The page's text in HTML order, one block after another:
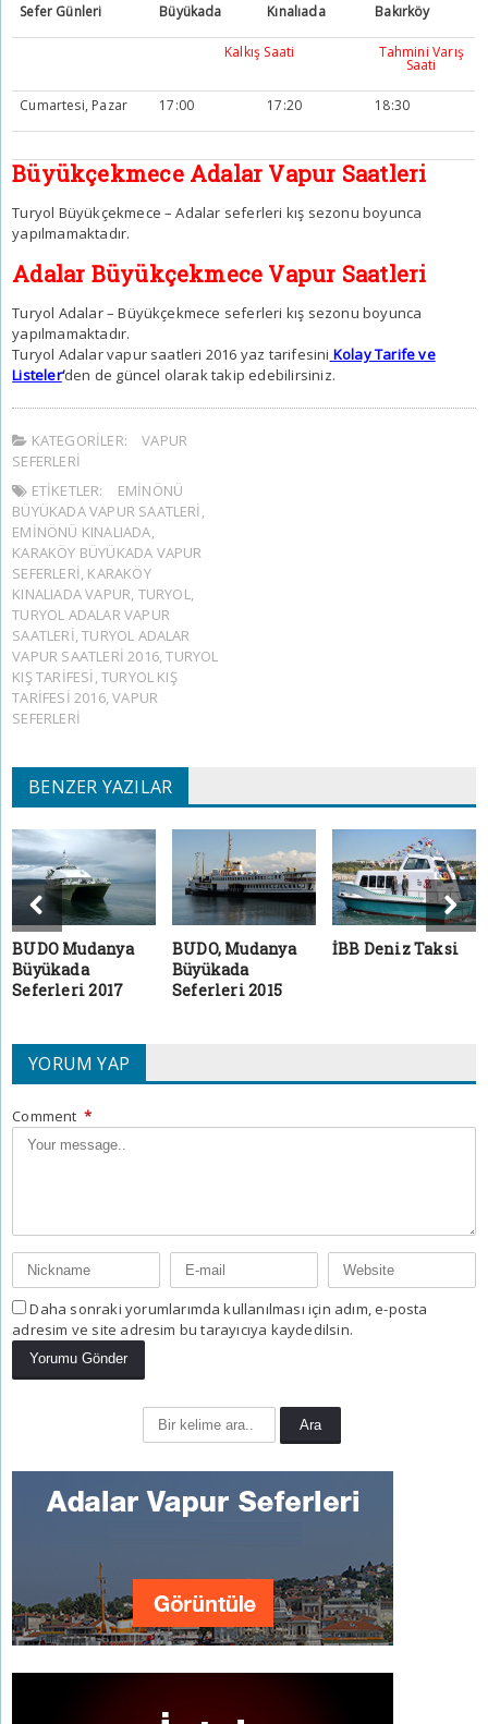
Sefer Günleri Büyükada Kınalıada Bakırköy
Kalkış Saati Tahmini Varış
Saati
Cumartesi, Pazar 17:00 17:20 18:30
Büyükçekmece Adalar Vapur Saatleri
Turyol Büyükçekmece – Adalar seferleri kış sezonu boyunca
yapılmamaktadır.
Adalar Büyükçekmece Vapur Saatleri
Turyol Adalar – Büyükçekmece seferleri kış sezonu boyunca
yapılmamaktadır.
Turyol Adalar vapur saatleri 2016 yaz tarifesini Kolay Tarife ve
Listeler‘den de güncel olarak takip edebilirsiniz.
KATEGORILER:
VAPUR
SEFERLERI
ETIKETLER:
EMINÖNÜ
BÜYÜKADA VAPUR SAATLERI ,
EMINÖNÜ KINALIADA,
KARAKÖY BÜYÜKADA VAPUR
SEFERLERI, KARAKÖY
KINALIADA VAPUR, TURYOL,
TURYOL ADALAR VAPUR
SAATLERI,TURYOL ADALAR
VAPUR SAATLERI 2016,TURYOL
KIŞ TARIFESI ,TURYOL KIŞ
TARIFESI 2016,VAPUR
SEFERLERI
BENZER YAZILAR
BUDO Mudanya
Büyükada
Seferleri 2017
BUDO, Mudanya
Büyükada
Seferleri 2015
İBB Deniz Taksi
YORUM YAP
Comment *
Daha sonraki yorumlarımda kullanılması için adım, e-posta
adresim ve site adresim bu tarayıcıya kaydedilsin.